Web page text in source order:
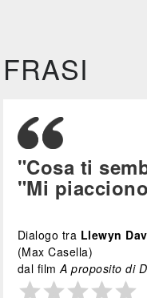
FRASI
"Cosa ti
"Mi
Dialogo tra Llewyn
(Max Casella)
dal filmA proposito di